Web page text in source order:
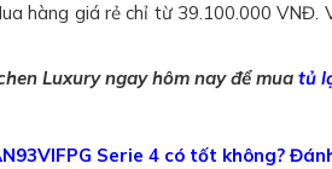
hàng giá rẻ chỉ từ 39.100.000 VNĐ.
Luxury ngay hôm nay để muatủ
Serie 4 có tốt không?